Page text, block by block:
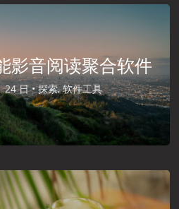
影音阅读聚合软件
24 日 •探索, 软件工具